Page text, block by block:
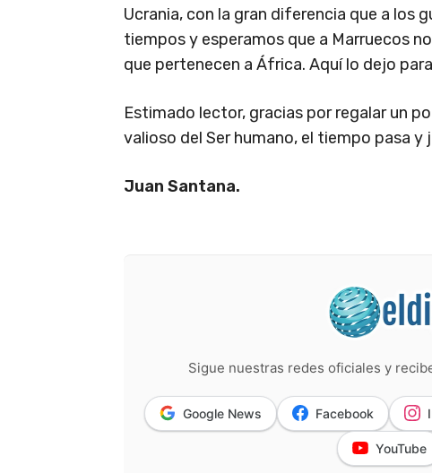
Ucrania, con la gran diferencia que a los
tiempos y esperamos que a Marruecos
que pertenecen a África. Aquí lo dejo
Estimado lector, gracias por regalar un
valioso del Ser humano, el tiempo pasa y
Juan Santana.
Sigue nuestras redes oficiales y
Google News Facebook
YouTube